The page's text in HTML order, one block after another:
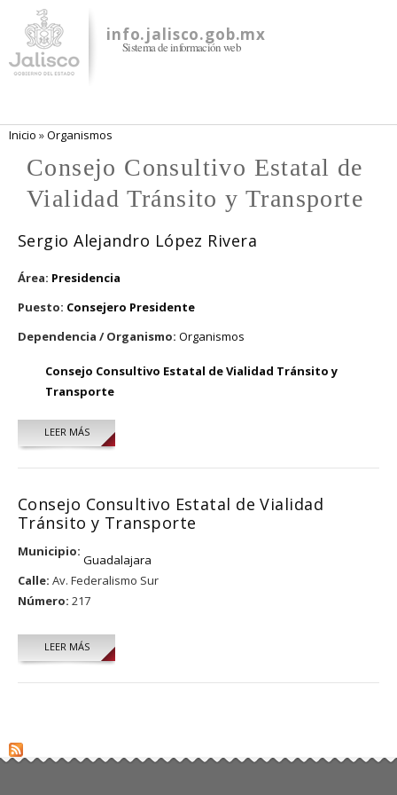
contenido
principal
info.jalisco.gob.mx
Sistema de información web
Se encuentra usted aquí
Inicio »Organismos
Consejo Consultivo Estatal de
Vialidad Tránsito y Transporte
Sergio Alejandro López Rivera
Área: Presidencia
Puesto: Consejero Presidente
Dependencia / Organismo: Organismos
Consejo Consultivo Estatal de Vialidad Tránsito y
Transporte
LEER MÁSSOBRE SERGIO ALEJANDRO LÓPEZ RIVERA
Consejo Consultivo Estatal de Vialidad
Tránsito y Transporte
Municipio:
Guadalajara
Calle: Av. Federalismo Sur
Número: 217
LEER MÁS